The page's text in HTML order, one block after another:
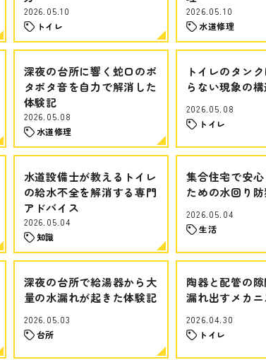
2026.05.10
トイレ
2026.05.10
水道修理
深夜の台所に響く蛇口のポ
タポタ音を自力で解消した
体験記
2026.05.08
水道修理
トイレのタン
らない現象の
2026.05.08
トイレ
水道設備士が教えるトイレ
の給水不全を解消する専門
アドバイス
2026.05.04
知識
集合住宅で安
ための水回り
2026.05.04
生活
深夜の台所で給湯器から大
量の水漏れが起きた体験記
2026.05.03
台所
陶器と配管の
漏れ出すメカニ
2026.04.30
トイレ